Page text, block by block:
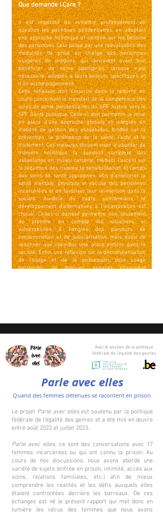
Que demande I.Care ?
Il est impératif de remettre profondément en
question les politiques pénitentiaires, en adoptant
une approche holistique et cen­trée sur les besoins
des personnes. Cela passe par une réévaluation des
modalités de prise en charge des personnes
usagères de drogues, qui devraient avant tout
bénéficier de soins appropriés, lorsque c’est
nécessaire, adaptés à leurs besoins spécifiques, et
d’un accompagnement.
Cette réflexion doit s’inscrire dans la réforme en
cours concernant le transfert de la compétence des
soins de santé pénitentiaires du SPF Justice vers le
SPF Santé pu­blique. Celle-ci doit permettre la mise
en place d’une approche globale et intégrée en
matière de gestion des assuétudes, fondée sur la
préven­tion, la promotion de la santé, l’aide et le
traitement. Ces mesures doivent viser à aborder de
manière holistique la question complexe des
assuétudes en milieu carcéral, mettant l’accent sur
la réduction des risques, la sensi­bilisation et l’accès
aux soins de santé appropriés, afin d’améliorer la
santé mentale, physique et sociale des personnes
incarcérées et de favoriser leur réinsertion dans la
société. Au-delà du cadre pénitentiaire, le
développement d’alternatives à l’incarcération est
crucial. Celles-ci doivent permettre non seulement
de prendre en compte les situations et
vulnérabilités à l’origine des parcours de
consommation et de judiciarisation, mais aussi de
redonner aux individus une place entière dans la
société. Enfin, une réflexion sur la décriminalisation
de l’usage et de la possession, pour usage
personnel, de drogues apparaît également
Quand des femmes détenues se racontent en prison
Parle avec elles
Avec le soutien de la politique
fédérale de l'égalité des genres
Le projet Parle avec ellesest soutenu par la politique
fédérale de l’égalité des genres et a été mis en œuvre
entre août 2022 et juillet 2023.
Parle avec elles, ce sont des conversations avec 17
femmes incarcérées ou qui ont connu la prison. Au
cours de nos discussions, nous avons abordé une
variété de sujets (entrée en prison, intimité, accès aux
soins, relations familiales, etc.) afin de mieux
comprendre les réalités et les défis auxquels elles
étaient confrontées derrière les barreaux. De ces
échanges est né le présent rapport qui met donc en
lumière les vécus des femmes que nous avons